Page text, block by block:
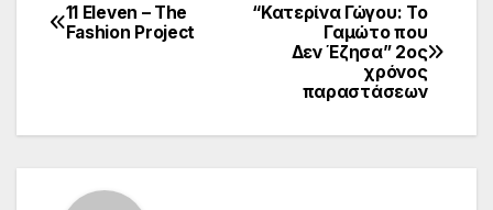
Πλοήγηση
“Κατερίνα Γώγου: Το
Γαμώτο που
Δεν Έζησα” 2ος
χρόνος
παραστάσεων
11 Eleven – The
Fashion Project